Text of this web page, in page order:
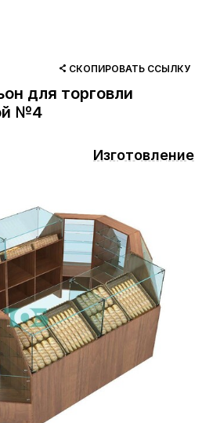
СКОПИРОВАТЬ ССЫЛКУ
для торговли
№4
Изготовление